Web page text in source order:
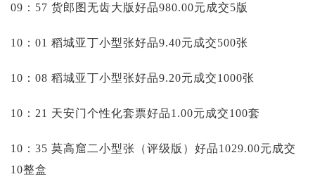
09：57 货郎图无齿大版好品980.00元成交5版
10：01 稻城亚丁小型张好品9.40元成交500张
10：08 稻城亚丁小型张好品9.20元成交1000张
10：21 天安门个性化套票好品1.00元成交100套
10：35 莫高窟二小型张（评级版）好品1029.00元成交
10整盒